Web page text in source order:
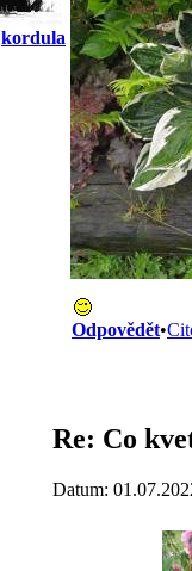
kordula
Odpovědět•
Re: Co
Datum: